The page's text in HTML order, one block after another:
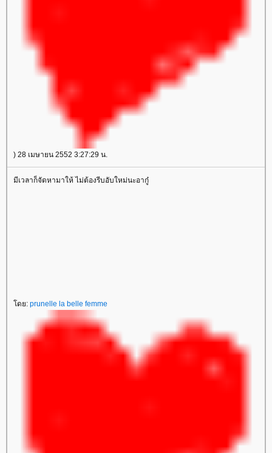
) 28 เมษายน 2552 3:27:29 น.
มีเวลาก็จัดหามาให้ ไม่ต้องรีบอับใหม่นะอากู๋
ดย: prunelle la belle femme